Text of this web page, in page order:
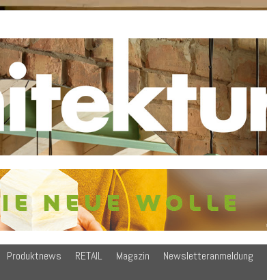
Produktnews RETAIL Magazin Newsletteranmeldung